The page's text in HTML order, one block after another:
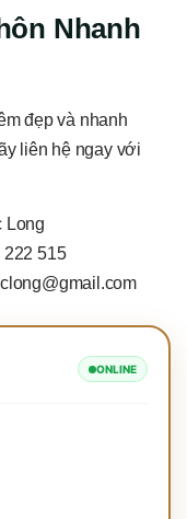
Nhanh
đẹp và nhanh
liên hệ ngay với
Long
222 515
ONLINE